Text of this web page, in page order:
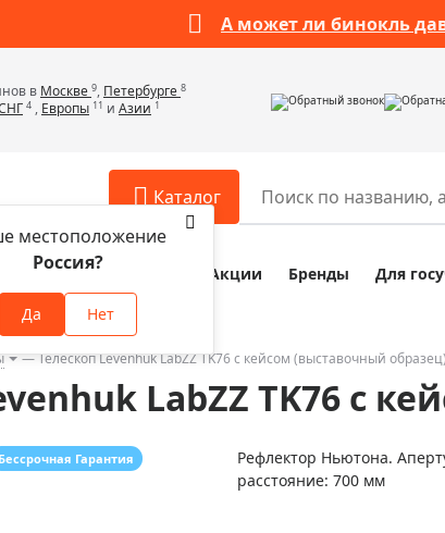
А может ли бинокль
в Москве 9, Петербурге 8
4 , Европы 11 и Азии 1 Обратный звонок
Каталог
Аксессуары для микроскопов
Аксессуары для зрительных труб
Аксессуары для луп
Аксессуары для приборов ночного
местоположение
Россия?
Да Нет
Оплата и доставка Акции Бренды Для
Телескоп Levenhuk LabZZ TK76 с кейсом (выставочный образец)
LabZZ TK76 с
Бессрочная Гарантия
Рефлектор Ньютона.
расстояние: 700 мм